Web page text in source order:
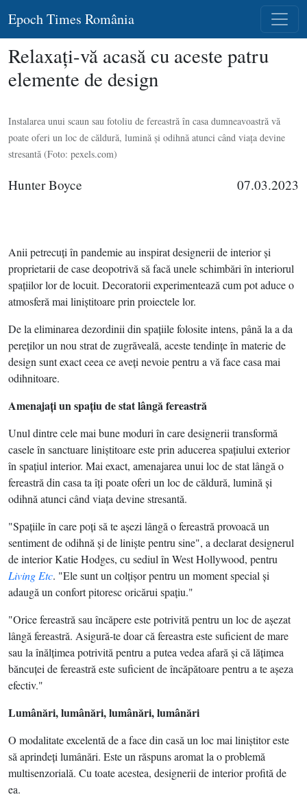
Epoch Times România
Relaxaţi-vă acasă cu aceste patru
elemente de design
Instalarea unui scaun sau fotoliu de fereastră în casa dumneavoastră vă
poate oferi un loc de căldură, lumină şi odihnă atunci când viaţa devine
stresantă (Foto: pexels.com)
Hunter Boyce 07.03.2023
Anii petrecuţi în pandemie au inspirat designerii de interior şi
proprietarii de case deopotrivă să facă unele schimbări în interiorul
spaţiilor lor de locuit. Decoratorii experimentează cum pot aduce o
atmosferă mai liniştitoare prin proiectele lor.
De la eliminarea dezordinii din spaţiile folosite intens, până la a da
pereţilor un nou strat de zugrăveală, aceste tendinţe în materie de
design sunt exact ceea ce aveţi nevoie pentru a vă face casa mai
odihnitoare.
Amenajaţi un spaţiu de stat lângă fereastră
Unul dintre cele mai bune moduri în care designerii transformă
casele în sanctuare liniştitoare este prin aducerea spaţiului exterior
în spaţiul interior. Mai exact, amenajarea unui loc de stat lângă o
fereastră din casa ta îţi poate oferi un loc de căldură, lumină şi
odihnă atunci când viaţa devine stresantă.
"Spaţiile în care poţi să te aşezi lângă o fereastră provoacă un
sentiment de odihnă şi de linişte pentru sine", a declarat designerul
de interior Katie Hodges, cu sediul în West Hollywood, pentru
Living Etc. "Ele sunt un colţişor pentru un moment special şi
adaugă un confort pitoresc oricărui spaţiu."
"Orice fereastră sau încăpere este potrivită pentru un loc de aşezat
lângă fereastră. Asigură-te doar că fereastra este suficient de mare
sau la înălţimea potrivită pentru a putea vedea afară şi că lăţimea
băncuţei de fereastră este suficient de încăpătoare pentru a te aşeza
efectiv."
Lumânări, lumânări, lumânări, lumânări
O modalitate excelentă de a face din casă un loc mai liniştitor este
să aprindeţi lumânări. Este un răspuns aromat la o problemă
multisenzorială. Cu toate acestea, designerii de interior profită de
ea.